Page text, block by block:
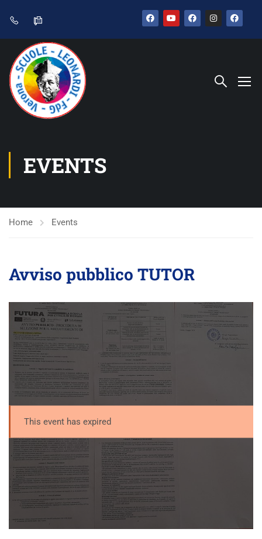
EVENTS
Home Events
Avviso pubblico TUTOR
This event has expired